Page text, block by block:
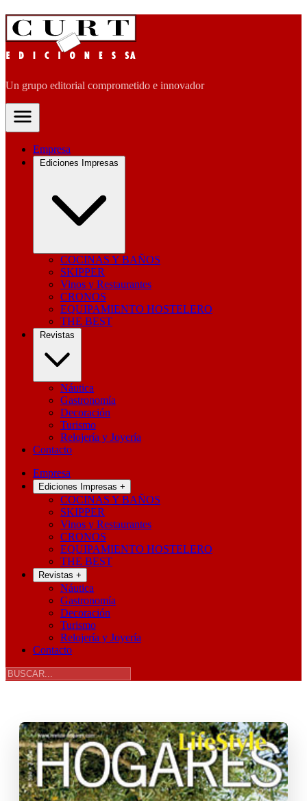
Un grupo editorial comprometido e innovador
Empresa
Ediciones Impresas
COCINAS Y BAÑOS
SKIPPER
Vinos y Restaurantes
CRONOS
EQUIPAMIENTO HOSTELERO
THE BEST
Revistas
Náutica
Gastronomía
Decoración
Turismo
Relojería y Joyería
Contacto
Empresa
Ediciones Impresas +
COCINAS Y BAÑOS
SKIPPER
Vinos y Restaurantes
CRONOS
EQUIPAMIENTO HOSTELERO
THE BEST
Revistas +
Náutica
Gastronomía
Decoración
Turismo
Relojería y Joyería
Contacto